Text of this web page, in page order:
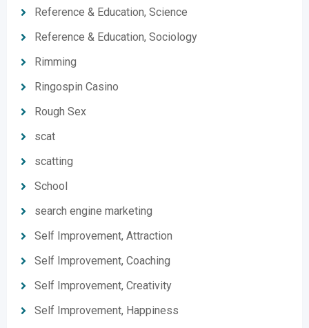
Reference & Education, Science
Reference & Education, Sociology
Rimming
Ringospin Casino
Rough Sex
scat
scatting
School
search engine marketing
Self Improvement, Attraction
Self Improvement, Coaching
Self Improvement, Creativity
Self Improvement, Happiness